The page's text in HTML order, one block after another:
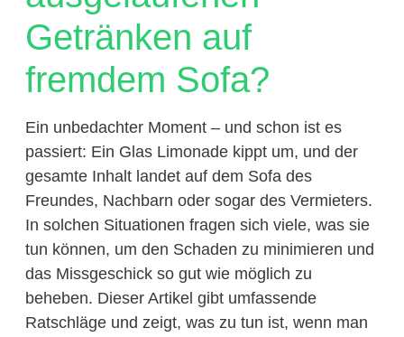
Getränken auf
fremdem Sofa?
Ein unbedachter Moment – und schon ist es
passiert: Ein Glas Limonade kippt um, und der
gesamte Inhalt landet auf dem Sofa des
Freundes, Nachbarn oder sogar des Vermieters.
In solchen Situationen fragen sich viele, was sie
tun können, um den Schaden zu minimieren und
das Missgeschick so gut wie möglich zu
beheben. Dieser Artikel gibt umfassende
Ratschläge und zeigt, was zu tun ist, wenn man